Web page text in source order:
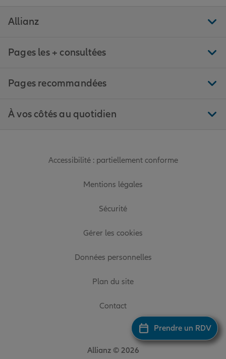
Prendre un RDV
Allianz
Pages les + consultées
Pages recommandées
À vos côtés au quotidien
Accessibilité : partiellement conforme
Mentions légales
Sécurité
Gérer les cookies
Données personnelles
Plan du site
Contact
Allianz © 2026